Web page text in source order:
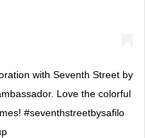
with Seventh Street by
Love the colorful
#seventhstreetbysafilo